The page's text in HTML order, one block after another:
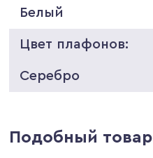
Белый
Цвет плафонов:
Серебро
Подобный товар